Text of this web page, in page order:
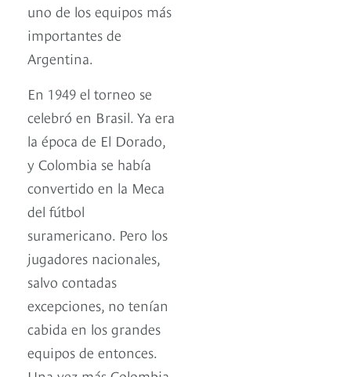
uno de los equipos más
importantes de
Argentina.
En 1949 el torneo se
celebró en Brasil. Ya era
la época de El Dorado,
y Colombia se había
convertido en la Meca
del fútbol
suramericano. Pero los
jugadores nacionales,
salvo contadas
excepciones, no tenían
cabida en los grandes
equipos de entonces.